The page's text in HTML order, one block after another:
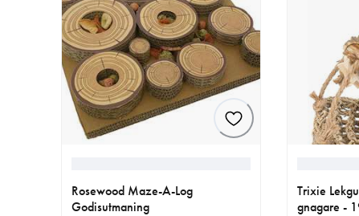
Rosewood Maze-A-Log
Godisutmaning
Trixie
gnagare -